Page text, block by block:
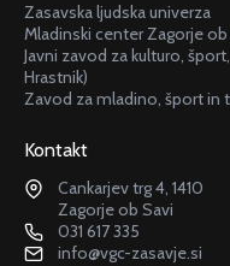
Zasavska ljudska univerza
Mladinski center Zagorje ob
Javni zavod za kulturo,
Hrastnik)
Zavod za mladino, šport in
Kontakt
Cankarjev trg 4, 1410
Zagorje ob Savi
031 617 335
info@vgc-zasavje.si